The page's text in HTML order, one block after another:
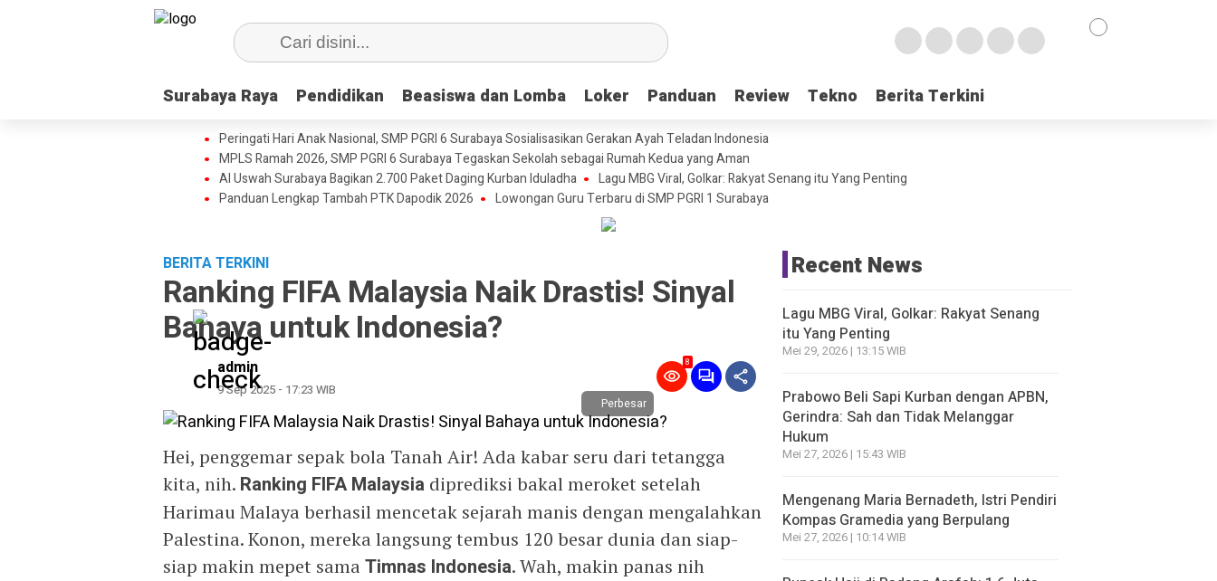
Surabaya Raya Pendidikan Beasiswa dan Lomba Loker Panduan Review Tekno Berita Terkini
Surabaya Raya Pendidikan Beasiswa dan Lomba Loker Panduan Review Tekno Berita Terkini
Peringati Hari Anak Nasional, SMP PGRI 6 Surabaya Sosialisasikan Gerakan Ayah Teladan Indonesia
MPLS Ramah 2026, SMP PGRI 6 Surabaya Tegaskan Sekolah sebagai Rumah Kedua yang Aman
Al Uswah Surabaya Bagikan 2.700 Paket Daging Kurban Iduladha
Lagu MBG Viral, Golkar: Rakyat Senang itu Yang Penting
Panduan Lengkap Tambah PTK Dapodik 2026
Lowongan Guru Terbaru di SMP PGRI 1 Surabaya
BERITA TERKINI
Ranking FIFA Malaysia Naik Drastis! Sinyal
Bahaya untuk Indonesia?
admin
9 Sep 2025 - 17:23 WIB
8
Perbesar
Hei, penggemar sepak bola Tanah Air! Ada kabar seru dari tetangga
kita, nih. Ranking FIFA Malaysia diprediksi bakal meroket setelah
Harimau Malaya berhasil mencetak sejarah manis dengan mengalahkan
Palestina. Konon, mereka langsung tembus 120 besar dunia dan siap-
siap makin mepet sama Timnas Indonesia. Wah, makin panas nih
Recent News
Lagu MBG Viral, Golkar: Rakyat Senang
itu Yang Penting
Mei 29, 2026 | 13:15 WIB
Prabowo Beli Sapi Kurban dengan APBN,
Gerindra: Sah dan Tidak Melanggar
Hukum
Mei 27, 2026 | 15:43 WIB
Mengenang Maria Bernadeth, Istri Pendiri
Kompas Gramedia yang Berpulang
Mei 27, 2026 | 10:14 WIB